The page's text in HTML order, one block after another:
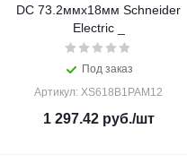
DC 73.2ммx18мм Schneider
Electric _
Под заказ
Артикул: XS618B1PAM12
1 297.42руб./шт